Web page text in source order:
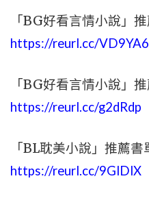
「BG好看言情小說」
https://reurl.cc/VD9YA6
「BG好看言情小說」
https://reurl.cc/g2dRdp
「BL耽美小說」推薦書
https://reurl.cc/9GlDlX